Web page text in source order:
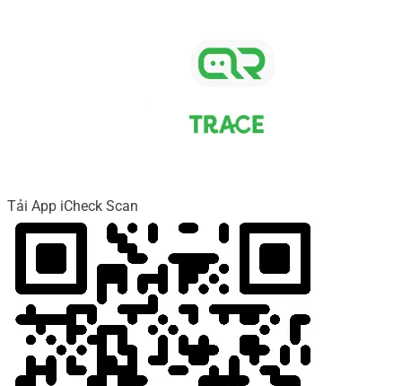
Tải App iCheck Scan